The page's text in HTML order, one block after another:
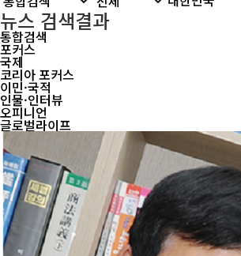
뉴스 검색결과
통합검색
포커스
국제
코리아 포커스
이민·국적
인물·인터뷰
오피니언
글로벌라이프